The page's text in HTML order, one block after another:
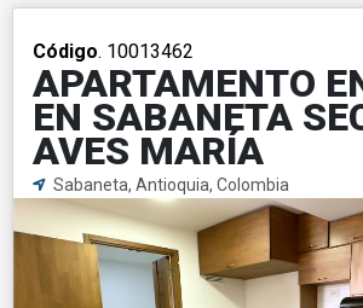
Código. 10013462
APARTAMENTO
EN SABANETA
AVES MARÍA
Sabaneta, Antioquia, Colombia